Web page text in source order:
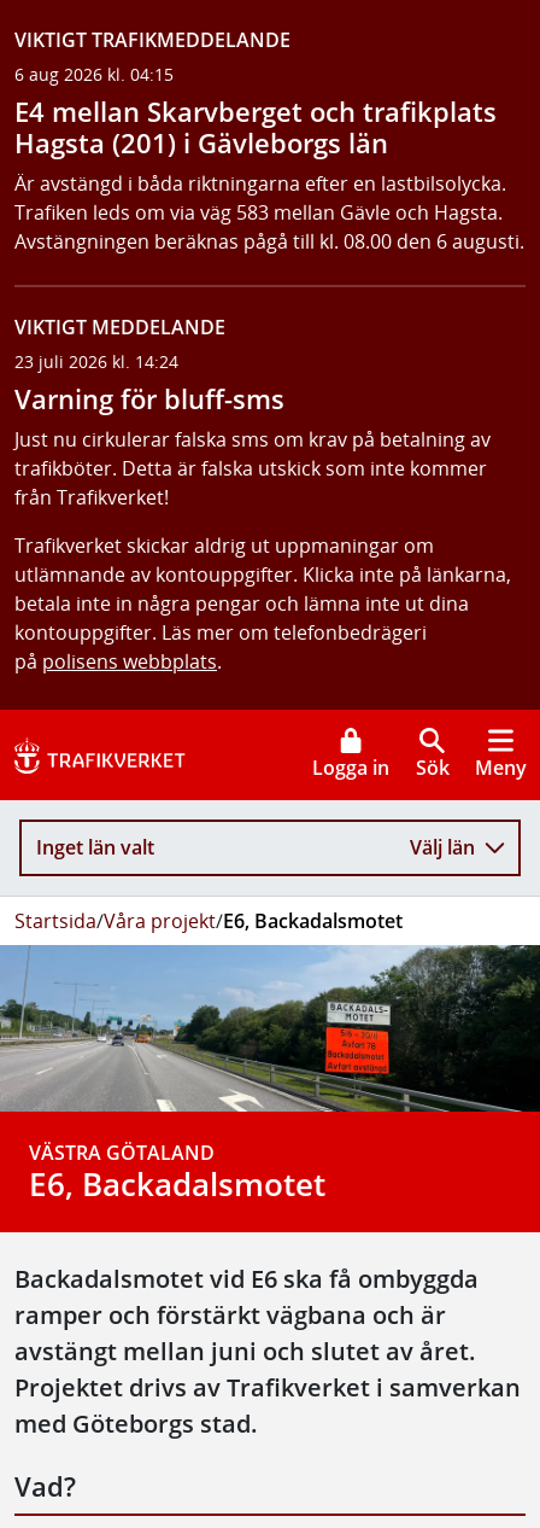
VIKTIGT TRAFIKMEDDELANDE
6 aug 2026 kl. 04:15
E4 mellan Skarvberget och trafikplats
Hagsta (201) i Gävleborgs län
Är avstängd i båda riktningarna efter en lastbilsolycka.
Trafiken leds om via väg 583 mellan Gävle och Hagsta.
Avstängningen beräknas pågå till kl. 08.00 den 6 augusti.
VIKTIGT MEDDELANDE
23 juli 2026 kl. 14:24
Varning för bluff-sms
Just nu cirkulerar falska sms om krav på betalning av
trafikböter. Detta är falska utskick som inte kommer
från Trafikverket!
Trafikverket skickar aldrig ut uppmaningar om
utlämnande av kontouppgifter. Klicka inte på länkarna,
betala inte in några pengar och lämna inte ut dina
kontouppgifter. Läs mer om telefonbedrägeri
på polisens webbplats.
Logga in Sök Meny
Inget län valt Välj län
Startsida/Våra projekt/E6, Backadalsmotet
VÄSTRA GÖTALAND
E6, Backadalsmotet
Backadalsmotet vid E6 ska få ombyggda
ramper och förstärkt vägbana och är
avstängt mellan juni och slutet av året.
Projektet drivs av Trafikverket i samverkan
med Göteborgs stad.
Vad?